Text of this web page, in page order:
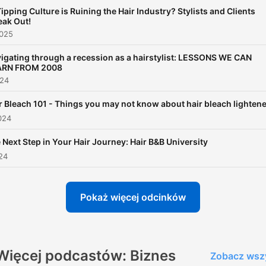
experience. So you can say
know a thing or two about
just like you simplify hair
achieving your business
I'm sharing all my hair &
hairstylist, social media tips,
and marketing strategies,
guide you through the path
business!
Culture is Ruining the Hair Industry? Stylists and Clients
Out!
through a recession as a hairstylist: LESSONS WE CAN
FROM 2008
Bleach 101 - Things you may not know about hair bleach
Next Step in Your Hair Journey: Hair B&B University
Pokaż więcej odcinków
podcastów: Biznes Zobacz